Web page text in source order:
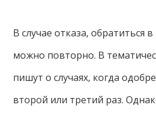
В случае отказа, обратиться
можно повторно. В
пишут о случаях, когда
второй или третий раз.